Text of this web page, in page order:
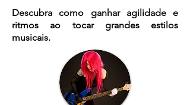
Descubra como ganhar agilidade e
ritmos ao tocar grandes estilos
musicais.